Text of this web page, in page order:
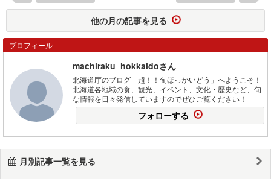
他の月の記事を見る
プロフィール
machiraku_hokkaidoさん
北海道庁のブログ「超！！旬ほっかいどう」へようこそ！
北海道各地域の食、観光、イベント、文化・歴史など、旬
な情報を日々発信していますのでぜひご覧ください！
フォローする
月別記事一覧を見る